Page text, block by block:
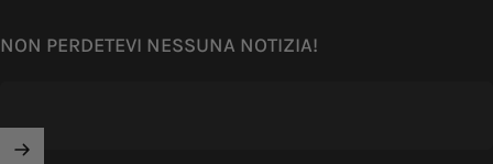
NON PERDETEVI NESSUNA NOTIZIA!